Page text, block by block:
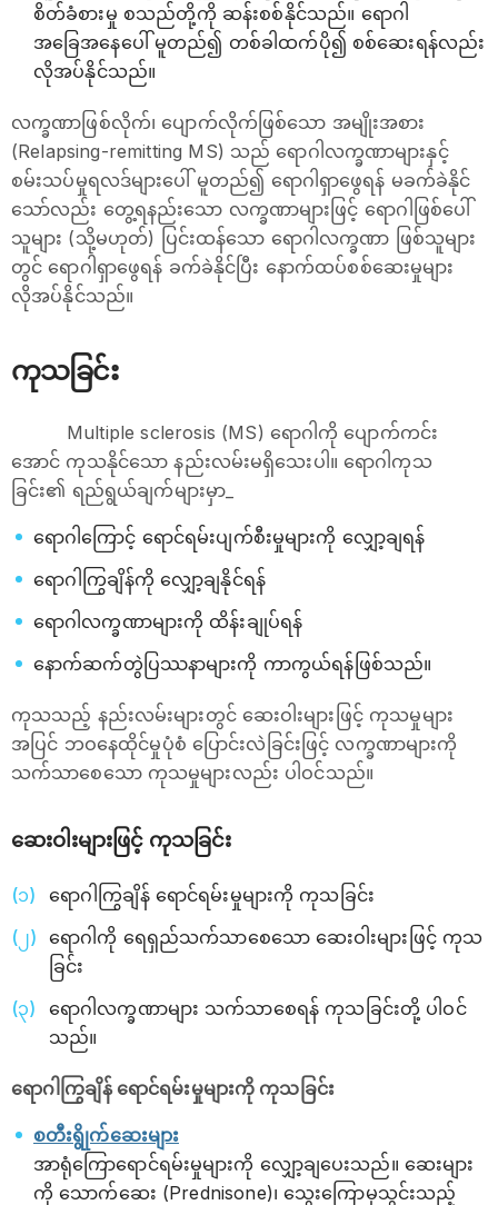
စိတ်ခံစားမှု စသည်တို့ကို ဆန်းစစ်နိုင်သည်။ ရောဂါ
အခြေအနေပေါ် မူတည်၍ တစ်ခါထက်ပို၍ စစ်ဆေးရန်လည်း
လိုအပ်နိုင်သည်။
လက္ခဏာဖြစ်လိုက်၊ ပျောက်လိုက်ဖြစ်သော အမျိုးအစား
(Relapsing-remitting MS) သည် ရောဂါလက္ခဏာများနှင့်
စမ်းသပ်မှုရလဒ်များပေါ် မူတည်၍ ရောဂါရှာဖွေရန် မခက်ခဲနိုင်
သော်လည်း တွေ့ရနည်းသော လက္ခဏာများဖြင့် ရောဂါဖြစ်ပေါ်
သူများ (သို့မဟုတ်) ပြင်းထန်သော ရောဂါလက္ခဏာ ဖြစ်သူများ
တွင် ရောဂါရှာဖွေရန် ခက်ခဲနိုင်ပြီး နောက်ထပ်စစ်ဆေးမှုများ
လိုအပ်နိုင်သည်။
ကုသခြင်း
Multiple sclerosis (MS) ရောဂါကို ပျောက်ကင်း
အောင် ကုသနိုင်သော နည်းလမ်းမရှိသေးပါ။ ရောဂါကုသ
ခြင်း၏ ရည်ရွယ်ချက်များမှာ_
ရောဂါကြောင့် ရောင်ရမ်းပျက်စီးမှုများကို လျှော့ချရန်
ရောဂါကြွချိန်ကို လျှော့ချနိုင်ရန်
ရောဂါလက္ခဏာများကို ထိန်းချုပ်ရန်
နောက်ဆက်တွဲပြဿနာများကို ကာကွယ်ရန်ဖြစ်သည်။
ကုသသည့် နည်းလမ်းများတွင် ဆေးဝါးများဖြင့် ကုသမှုများ
အပြင် ဘဝနေထိုင်မှုပုံစံ ပြောင်းလဲခြင်းဖြင့် လက္ခဏာများကို
သက်သာစေသော ကုသမှုများလည်း ပါဝင်သည်။
ဆေးဝါးများဖြင့် ကုသခြင်း
ရောဂါကြွချိန် ရောင်ရမ်းမှုများကို ကုသခြင်း
ရောဂါကို ရေရှည်သက်သာစေသော ဆေးဝါးများဖြင့် ကုသ
ခြင်း
ရောဂါလက္ခဏာများ သက်သာစေရန် ကုသခြင်းတို့ ပါဝင်
သည်။
ရောဂါကြွချိန် ရောင်ရမ်းမှုများကို ကုသခြင်း
စတီးရွိုက်ဆေးများ
အာရုံကြောရောင်ရမ်းမှုများကို လျှော့ချပေးသည်။ ဆေးများ
ကို သောက်ဆေး (Prednisone)၊ သွေးကြောမှသွင်းသည့်